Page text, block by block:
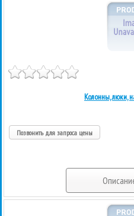
Колонны, люки,
Позвонить для запроса цены